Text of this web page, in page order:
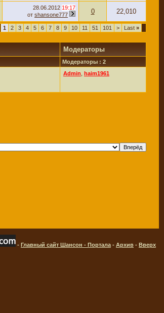
28.06.2012 19:17
от shansone777 0 22,010
1 2 3 4 5 6 7 8 9 10 11 51 101 > Last »
Модераторы
Модераторы : 2
Admin haim1961
- Главный сайт Шансон - Портала - Архив - Вверх